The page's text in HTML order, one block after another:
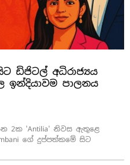
ඩිජිටල් අධිරාජ්‍යය
ඉන්දියාවම පාලනය
2ක 'Antilia' නිවස ඇතුළෙ
ගේ දුප්පත්කමේ සිට